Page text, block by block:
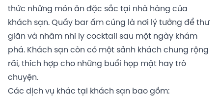
thức những món ăn đặc sắc tại nhà hàng của
khách sạn. Quầy bar ấm cúng là nơi lý tưởng để thư
giãn và nhâm nhi ly cocktail sau một ngày khám
phá. Khách sạn còn có một sảnh khách chung rộng
rãi, thích hợp cho những buổi họp mặt hay trò
chuyện.
Các dịch vụ khác tại khách sạn bao gồm: